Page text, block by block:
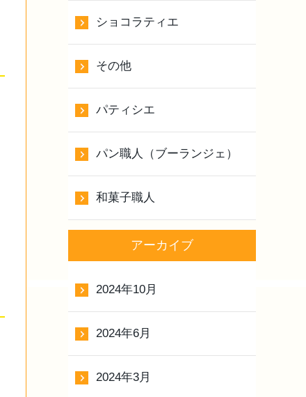
ショコラティエ
その他
パティシエ
パン職人（ブーランジェ）
和菓子職人
アーカイブ
2024年10月
2024年6月
2024年3月